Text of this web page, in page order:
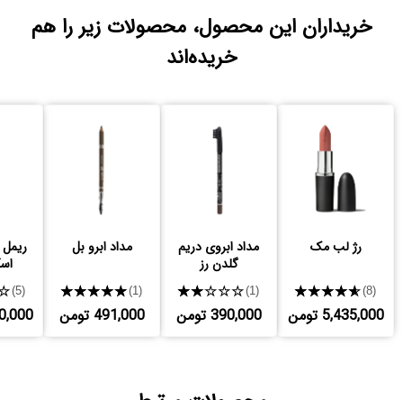
خریداران این محصول، محصولات زیر را هم
خریده‌اند
رژ لب مک
★★★★★(8)
5,435,000 تومن
مداد ابروی دریم
گلدن رز
★★★★★(1)
390,000 تومن
مداد ابرو بل
★★★★★(1)
491,000 تومن
(5)